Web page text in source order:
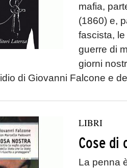
mafia,
(1860) e,
fascista,
guerre di
giorni
di Giovanni Falcone e
LIBRI
Cose di
La penna